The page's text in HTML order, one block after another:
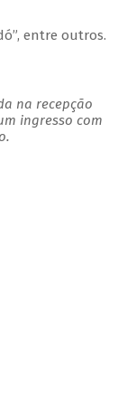
entre outros.
na recepção
ingresso com